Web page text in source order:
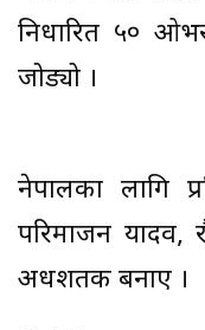
निर्धारित ५०
जोड्यो ।
नेपालका लागि
परिमार्जन यादव,
अर्धशतक बनाए ।